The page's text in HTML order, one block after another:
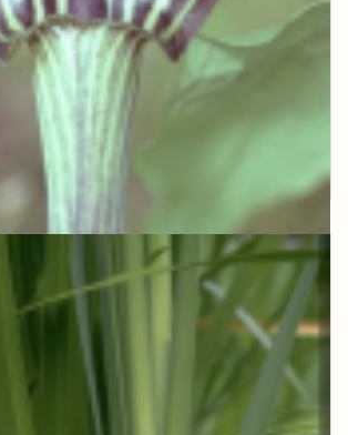
Jan-op-de-preekstoel
Arisaema triphyllum